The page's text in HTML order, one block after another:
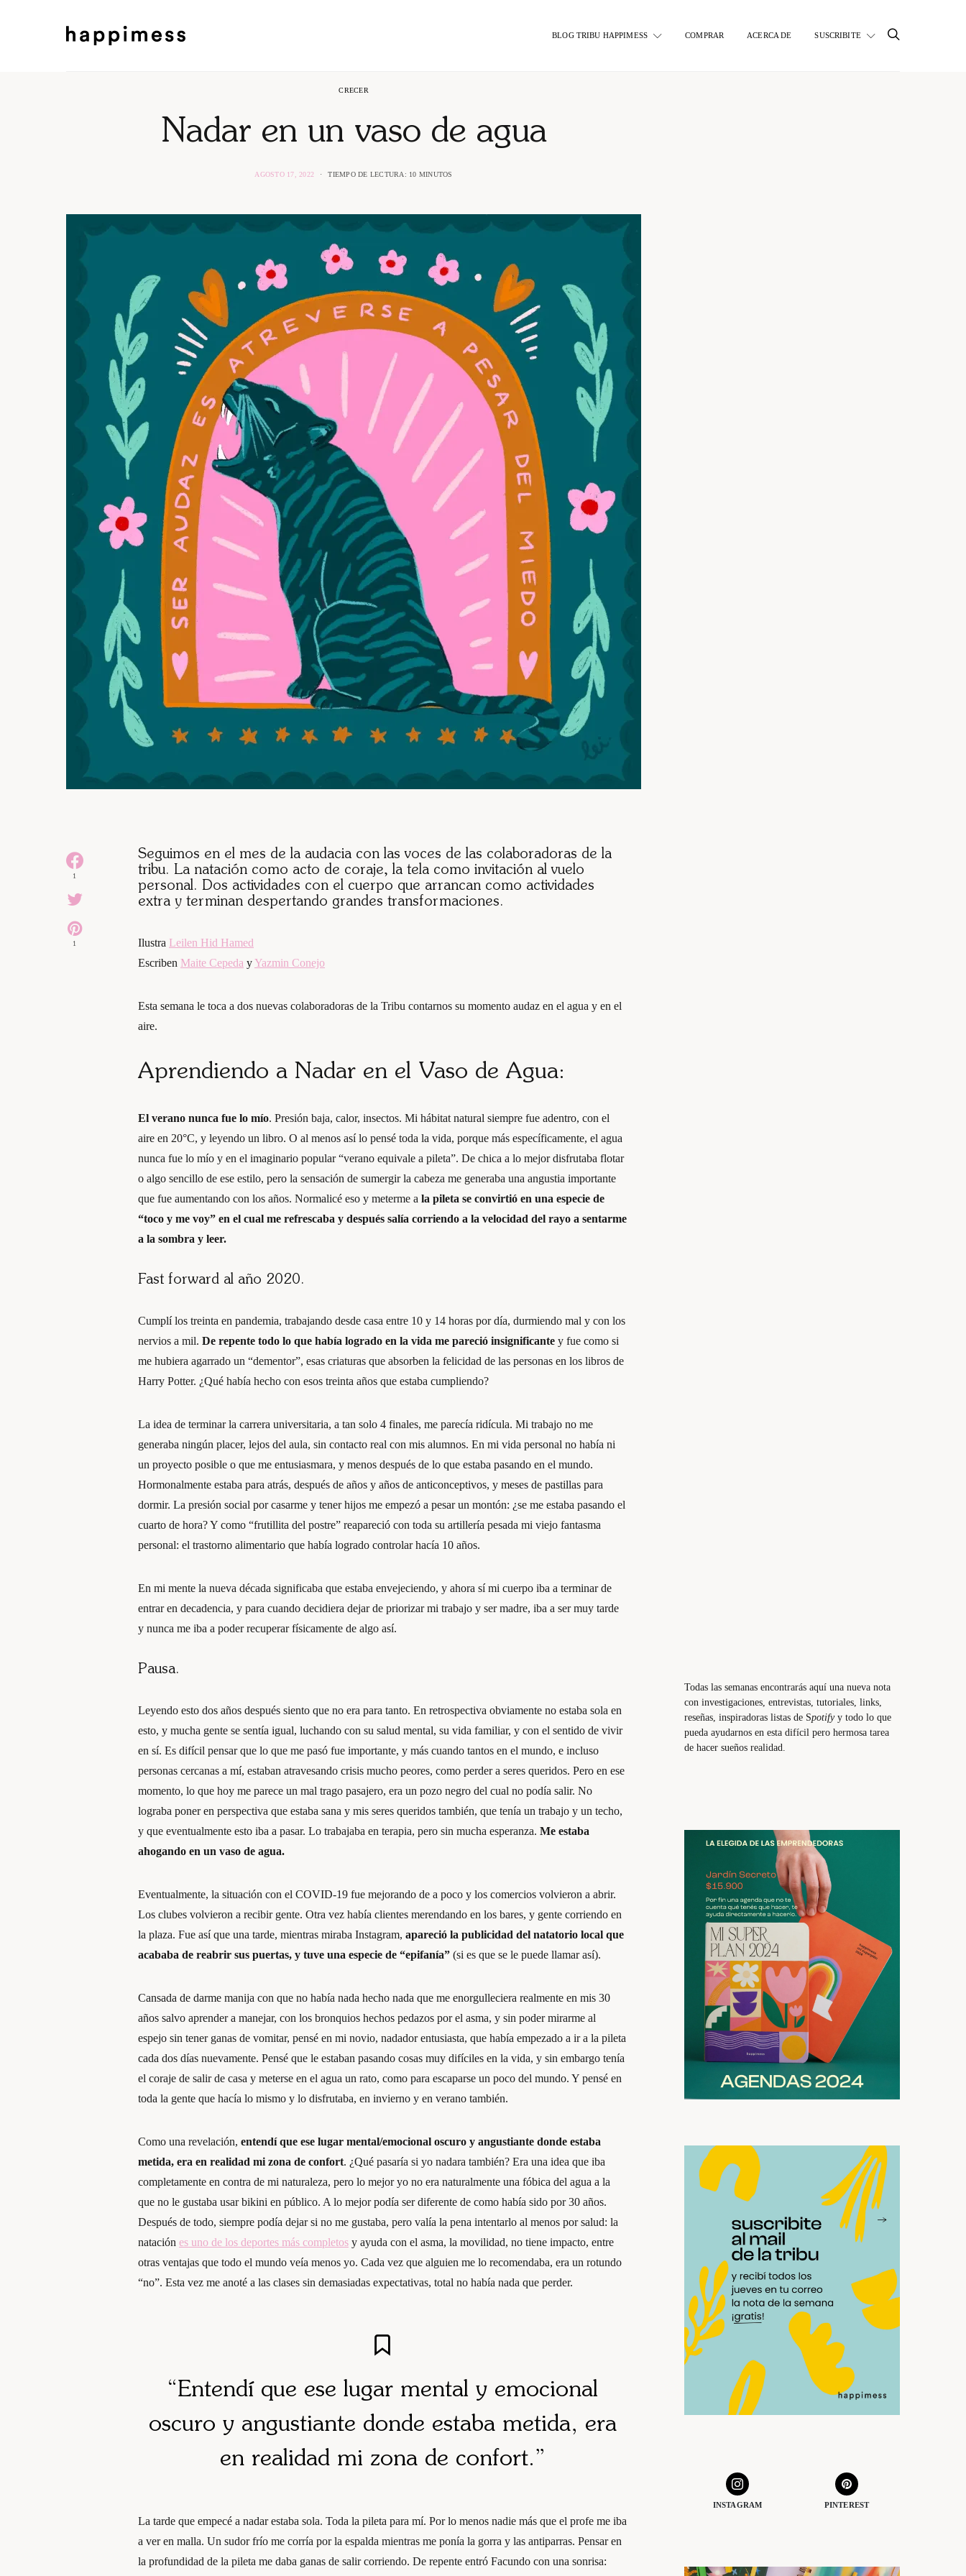
BLOG TRIBU HAPPIMESS COMPRAR ACERCA DE SUSCRIBITE
CRECER
Nadar en un vaso de agua
AGOSTO 17, 2022 TIEMPO DE LECTURA: 10 MINUTOS
1
1
Seguimos en el mes de la audacia con las voces de las colaboradoras de la
tribu. La natación como acto de coraje, la tela como invitación al vuelo
personal. Dos actividades con el cuerpo que arrancan como actividades
extra y terminan despertando grandes transformaciones.
Ilustra Leilen Hid Hamed
Escriben Maite Cepeda yYazmin Conejo
Esta semana le toca a dos nuevas colaboradoras de la Tribu contarnos su momento audaz en el agua y en el
aire.
Aprendiendo a Nadar en el Vaso de Agua:
El verano nunca fue lo mío. Presión baja, calor, insectos. Mi hábitat natural siempre fue adentro, con el
aire en 20°C, y leyendo un libro. O al menos así lo pensé toda la vida, porque más específicamente, el agua
nunca fue lo mío y en el imaginario popular “verano equivale a pileta”. De chica a lo mejor disfrutaba flotar
o algo sencillo de ese estilo, pero la sensación de sumergir la cabeza me generaba una angustia importante
que fue aumentando con los años. Normalicé eso y meterme a la pileta se convirtió en una especie de
“toco y me voy” en el cual me refrescaba y después salía corriendo a la velocidad del rayo a sentarme
a la sombra y leer.
Fast forward al año 2020.
Cumplí los treinta en pandemia, trabajando desde casa entre 10 y 14 horas por día, durmiendo mal y con los
nervios a mil. De repente todo lo que había logrado en la vida me pareció insignificante y fue como si
me hubiera agarrado un “dementor”, esas criaturas que absorben la felicidad de las personas en los libros de
Harry Potter. ¿Qué había hecho con esos treinta años que estaba cumpliendo?
La idea de terminar la carrera universitaria, a tan solo 4 finales, me parecía ridícula. Mi trabajo no me
generaba ningún placer, lejos del aula, sin contacto real con mis alumnos. En mi vida personal no había ni
un proyecto posible o que me entusiasmara, y menos después de lo que estaba pasando en el mundo.
Hormonalmente estaba para atrás, después de años y años de anticonceptivos, y meses de pastillas para
dormir. La presión social por casarme y tener hijos me empezó a pesar un montón: ¿se me estaba pasando el
cuarto de hora? Y como “frutillita del postre” reapareció con toda su artillería pesada mi viejo fantasma
personal: el trastorno alimentario que había logrado controlar hacía 10 años.
En mi mente la nueva década significaba que estaba envejeciendo, y ahora sí mi cuerpo iba a terminar de
entrar en decadencia, y para cuando decidiera dejar de priorizar mi trabajo y ser madre, iba a ser muy tarde
y nunca me iba a poder recuperar físicamente de algo así.
Pausa.
Leyendo esto dos años después siento que no era para tanto. En retrospectiva obviamente no estaba sola en
esto, y mucha gente se sentía igual, luchando con su salud mental, su vida familiar, y con el sentido de vivir
en sí. Es difícil pensar que lo que me pasó fue importante, y más cuando tantos en el mundo, e incluso
personas cercanas a mí, estaban atravesando crisis mucho peores, como perder a seres queridos. Pero en ese
momento, lo que hoy me parece un mal trago pasajero, era un pozo negro del cual no podía salir. No
lograba poner en perspectiva que estaba sana y mis seres queridos también, que tenía un trabajo y un techo,
y que eventualmente esto iba a pasar. Lo trabajaba en terapia, pero sin mucha esperanza. Me estaba
ahogando en un vaso de agua.
Eventualmente, la situación con el COVID-19 fue mejorando de a poco y los comercios volvieron a abrir.
Los clubes volvieron a recibir gente. Otra vez había clientes merendando en los bares, y gente corriendo en
la plaza. Fue así que una tarde, mientras miraba Instagram, apareció la publicidad del natatorio local que
acababa de reabrir sus puertas, y tuve una especie de “epifanía” (si es que se le puede llamar así).
Cansada de darme manija con que no había nada hecho nada que me enorgulleciera realmente en mis 30
años salvo aprender a manejar, con los bronquios hechos pedazos por el asma, y sin poder mirarme al
espejo sin tener ganas de vomitar, pensé en mi novio, nadador entusiasta, que había empezado a ir a la pileta
cada dos días nuevamente. Pensé que le estaban pasando cosas muy difíciles en la vida, y sin embargo tenía
el coraje de salir de casa y meterse en el agua un rato, como para escaparse un poco del mundo. Y pensé en
toda la gente que hacía lo mismo y lo disfrutaba, en invierno y en verano también.
Como una revelación, entendí que ese lugar mental/emocional oscuro y angustiante donde estaba
metida, era en realidad mi zona de confort. ¿Qué pasaría si yo nadara también? Era una idea que iba
completamente en contra de mi naturaleza, pero lo mejor yo no era naturalmente una fóbica del agua a la
que no le gustaba usar bikini en público. A lo mejor podía ser diferente de como había sido por 30 años.
Después de todo, siempre podía dejar si no me gustaba, pero valía la pena intentarlo al menos por salud: la
natación es uno de los deportes más completos y ayuda con el asma, la movilidad, no tiene impacto, entre
otras ventajas que todo el mundo veía menos yo. Cada vez que alguien me lo recomendaba, era un rotundo
“no”. Esta vez me anoté a las clases sin demasiadas expectativas, total no había nada que perder.
“Entendí que ese lugar mental y emocional
oscuro y angustiante donde estaba metida, era
en realidad mi zona de confort.”
La tarde que empecé a nadar estaba sola. Toda la pileta para mí. Por lo menos nadie más que el profe me iba
a ver en malla. Un sudor frío me corría por la espalda mientras me ponía la gorra y las antiparras. Pensar en
la profundidad de la pileta me daba ganas de salir corriendo. De repente entró Facundo con una sonrisa:
Todas las semanas encontrarás aquí una nueva nota
con investigaciones, entrevistas, tutoriales, links,
reseñas, inspiradoras listas de Spotify y todo lo que
pueda ayudarnos en esta difícil pero hermosa tarea
de hacer sueños realidad.
INSTAGRAM PINTEREST